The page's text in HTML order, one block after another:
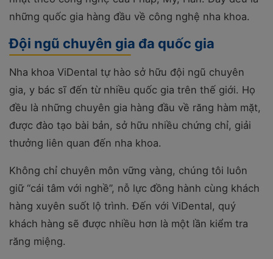
những quốc gia hàng đầu về công nghệ nha khoa.
Đội ngũ chuyên gia đa quốc gia
Nha khoa ViDental tự hào sở hữu đội ngũ chuyên
gia, y bác sĩ đến từ nhiều quốc gia trên thế giới. Họ
đều là những chuyên gia hàng đầu về răng hàm mặt,
được đào tạo bài bản, sở hữu nhiều chứng chỉ, giải
thưởng liên quan đến nha khoa.
Không chỉ chuyên môn vững vàng, chúng tôi luôn
giữ “cái tâm với nghề”, nỗ lực đồng hành cùng khách
hàng xuyên suốt lộ trình. Đến với ViDental, quý
khách hàng sẽ được nhiều hơn là một lần kiểm tra
răng miệng.